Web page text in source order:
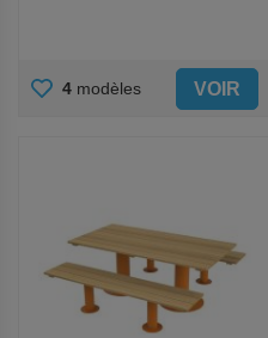
AJOUTER
4 modèles VOIR